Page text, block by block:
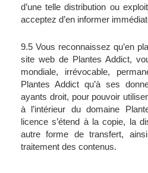
d’une telle distribution ou
acceptez d’en informer
9.5 Vous reconnaissez qu’en
site web de Plantes Addict,
mondiale, irrévocable,
Plantes Addict qu’à ses
ayants droit, pour pouvoir
à l’intérieur du domaine
licence s’étend à la copie, la
autre forme de transfert,
traitement des contenus.